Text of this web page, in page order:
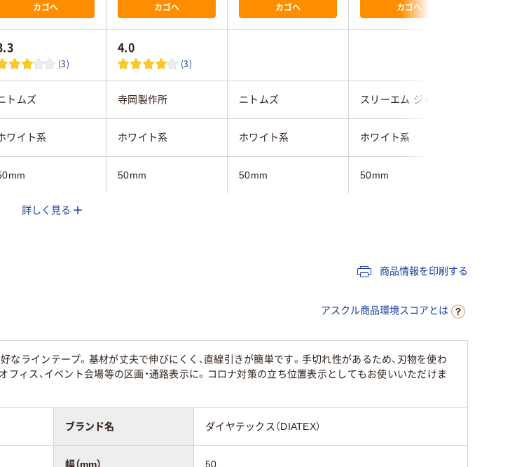
カゴへ カゴへ カゴへ カゴへ
(3)
4.0
(3)
トムズ 寺岡製作所 ニトムズ スリーエム ジャパン
ワイト系 ホワイト系 ホワイト系 ホワイト系
50mm 50mm 50mm
詳しく見る
商品情報を印刷する
アスクル商品環境スコアとは
なラインテープ。基材が丈夫で伸びにくく、直線引きが簡単です。手切れ性があるため、刃物を使わ
オフィス、イベント会場等の区画・通路表示に。コロナ対策の立ち位置表示としてもお使いいただけま
ブランド名 ダイヤテックス（DIATEX）
幅（mm） 50